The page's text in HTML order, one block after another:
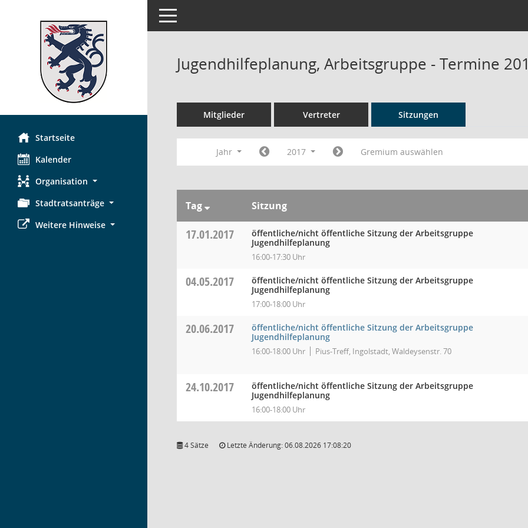
Startseite
Kalender
Organisation
Stadtratsanträge
Weitere Hinweise
Toggle navigation
Jugendhilfeplanung, Arbeitsgruppe - Termine
Mitglieder Vertreter Sitzungen
Jahr 2017 Gremium auswählen
Tag Sitzung
17.01.2017
öffentliche/nicht öffentliche Sitzung der Arbeitsgruppe
Jugendhilfeplanung
16:00-17:30 Uhr
04.05.2017
öffentliche/nicht öffentliche Sitzung der Arbeitsgruppe
Jugendhilfeplanung
17:00-18:00 Uhr
20.06.2017
öffentliche/nicht öffentliche Sitzung der Arbeitsgruppe
Jugendhilfeplanung
16:00-18:00 Uhr Pius-Treff, Ingolstadt, Waldeysenstr. 70
24.10.2017
öffentliche/nicht öffentliche Sitzung der Arbeitsgruppe
Jugendhilfeplanung
16:00-18:00 Uhr
4 Sätze Letzte Änderung: 06.08.2026 17:08:20